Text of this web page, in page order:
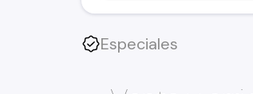
Especiales